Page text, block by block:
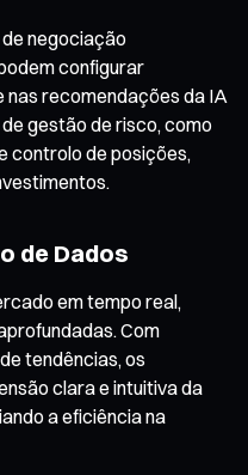
negociação
configurar
recomendações da IA
gestão de risco, como
controlo de posições,
de Dados
em tempo real,
Com
tendências, os
clara e intuitiva da
a eficiência na